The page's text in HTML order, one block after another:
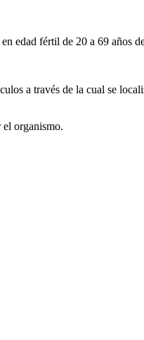
edad fértil de 20 a 69 años
a través de la cual se
el organismo.